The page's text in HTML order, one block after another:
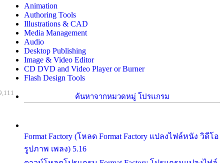
Animation
Authoring Tools
Illustrations & CAD
Media Management
Audio
Desktop Publishing
Image & Video Editor
CD DVD and Video Player or Burner
Flash Design Tools
ค้นหาจากหมวดหมู่ โปรแกรม
Format Factory (โหลด Format Factory แปลงไฟล์หนัง วิดีโอ
รูปภาพ เพลง) 5.16